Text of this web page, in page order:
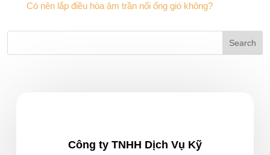
Có nên lắp điều hòa âm trần nối ống gió không?
Công ty TNHH Dịch Vụ Kỹ